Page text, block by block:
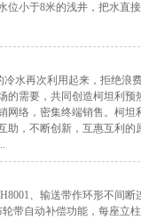
小于8米的浅井，把水直
水再次利用起来，拒绝浪
的需要，共同创造柯坦利
络，密集终端销售。柯
助，不断创新，互惠互利
、输送带作环形不间
带自动补偿功能，每座立